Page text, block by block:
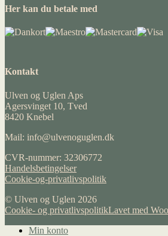
Her kan du betale med
Kontakt
Ulven og Uglen Aps
Agersvinget 10, Tved
8420 Knebel
Mail: info@ulvenoguglen.dk
CVR-nummer: 32306772
Handelsbetingelser
Cookie-og-privatlivspolitik
© Ulven og Uglen 2026
Cookie- og privatlivspolitikLavet med
Min konto